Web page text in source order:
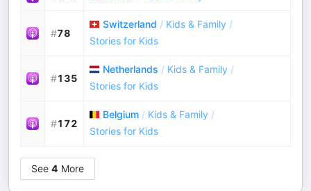
#78
Switzerland / Kids & Family /
Stories for Kids
#135
Netherlands / Kids & Family /
Stories for Kids
#172
Belgium / Kids & Family /
Stories for Kids
See 4 More